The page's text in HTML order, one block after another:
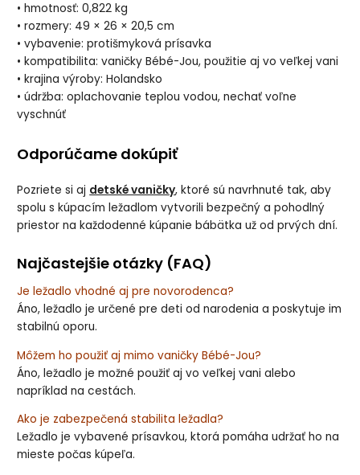
• hmotnosť: 0,822 kg
• rozmery: 49 × 26 × 20,5 cm
• vybavenie: protišmyková prísavka
• kompatibilita: vaničky Bébé-Jou, použitie aj vo veľkej vani
• krajina výroby: Holandsko
• údržba: oplachovanie teplou vodou, nechať voľne
vyschnúť
Odporúčame dokúpiť
Pozriete si aj detské vaničky, ktoré sú navrhnuté tak, aby
spolu s kúpacím ležadlom vytvorili bezpečný a pohodlný
priestor na každodenné kúpanie bábätka už od prvých dní.
Najčastejšie otázky (FAQ)
Je ležadlo vhodné aj pre novorodenca?
Áno, ležadlo je určené pre deti od narodenia a poskytuje im
stabilnú oporu.
Môžem ho použiť aj mimo vaničky Bébé-Jou?
Áno, ležadlo je možné použiť aj vo veľkej vani alebo
napríklad na cestách.
Ako je zabezpečená stabilita ležadla?
Ležadlo je vybavené prísavkou, ktorá pomáha udržať ho na
mieste počas kúpeľa.